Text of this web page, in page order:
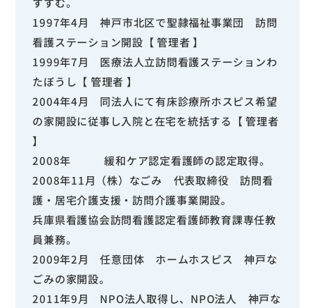
1997年4月 神戸市北区で聖隷福祉事業団 訪問
看護ステーション開設【 管理者 】
1999年7月 医療法人立訪問看護ステーションわ
たぼうし【 管理者 】
2004年4月 同法人にて有床診療所ホスピス希望
の家開設に従事し入院と在宅を統括する【 管理者
】
2008年 緩和ケア認定看護師の認定取得。
2008年11月（株）なごみ 代表取締役 訪問看
護・居宅介護支援・訪問介護事業開設。
兵庫県看護協会訪問看護認定看護師教育課専任教
員兼務。
2009年2月 任意団体 ホームホスピス 神戸な
ごみの家開設。
2011年9月 NPO法人取得し、NPO法人 神戸な